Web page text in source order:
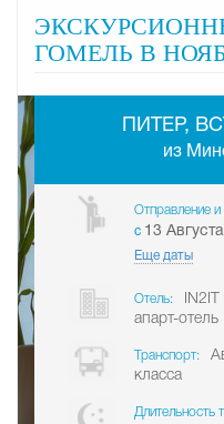
ГОМЕЛЬ В
ПИТЕР,
из
Отправление
c 13 Августа
Еще даты
Отель:
апарт-отель
Транспорт:
класса
Длительность